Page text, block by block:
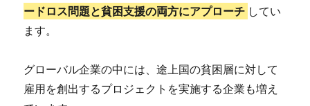
ードロス問題と貧困支援の両方にアプローチ してい
ます。
グローバル企業の中には、途上国の貧困層に対して
雇用を創出するプロジェクトを実施する企業も増え